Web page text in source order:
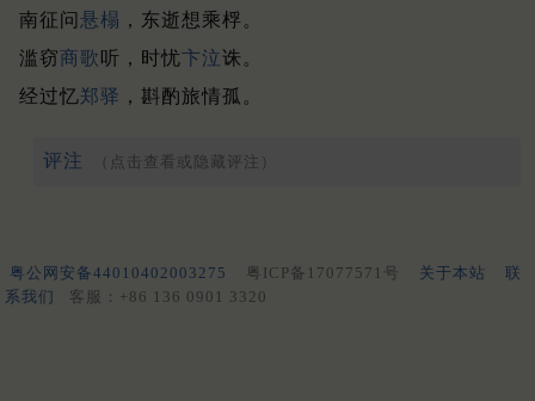
南征问 悬榻 ，东逝想乘桴。
滥窃商歌 听，时忧卞泣诛。
经过忆郑驿 ，斟酌旅情孤。
评注 （点击查看或隐藏评注）
粤公网安备44010402003275 粤ICP备17077571号 关于本站
联
系我们
客服：+86 136 0901 3320